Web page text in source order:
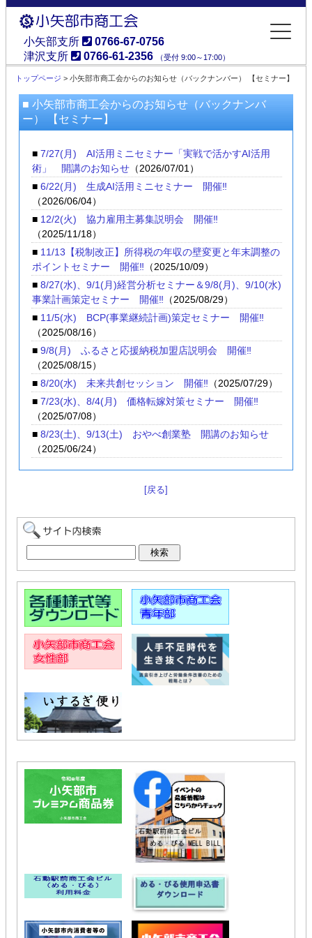
小矢部市商工会
小矢部支所
0766-67-0756
津沢支所
0766-61-2356 （受付 9:00～17:00）
トップページ > 小矢部市商工会からのお知らせ（バックナンバー） 【セミナー】
■ 小矢部市商工会からのお知らせ（バックナンバ
ー） 【セミナー】
■ 7/27(月) AI活用ミニセミナー「実戦で活かすAI活用
術」 開講のお知らせ（2026/07/01）
■ 6/22(月) 生成AI活用ミニセミナー 開催‼
（2026/06/04）
■ 12/2(火) 協力雇用主募集説明会 開催‼
（2025/11/18）
■ 11/13【税制改正】所得税の年収の壁変更と年末調整の
ポイントセミナー 開催‼ （2025/10/09）
■ 8/27(水)、9/1(月)経営分析セミナー＆9/8(月)、9/10(水)
事業計画策定セミナー 開催‼ （2025/08/29）
■ 11/5(水) BCP(事業継続計画)策定セミナー 開催‼
（2025/08/16）
■ 9/8(月) ふるさと応援納税加盟店説明会 開催‼
（2025/08/15）
■ 8/20(水) 未来共創セッション 開催‼ （2025/07/29）
■ 7/23(水)、8/4(月) 価格転嫁対策セミナー 開催‼
（2025/07/08）
■ 8/23(土)、9/13(土) おやべ創業塾 開講のお知らせ
（2025/06/24）
[戻る]